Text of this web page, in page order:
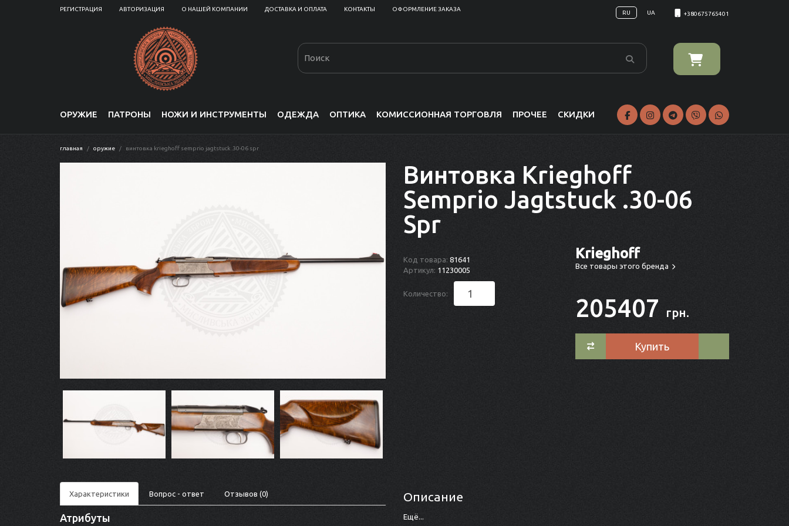
РЕГИСТРАЦИЯ АВТОРИЗАЦИЯ О НАШЕЙ КОМПАНИИ ДОСТАВКА И ОПЛАТА КОНТАКТЫ ОФОРМЛЕНИЕ ЗАКАЗА
RU UA +380675765401
ОРУЖИЕ ПАТРОНЫ НОЖИ И ИНСТРУМЕНТЫ ОДЕЖДА ОПТИКА КОМИССИОННАЯ ТОРГОВЛЯ ПРОЧЕЕ СКИДКИ
главная оружие винтовка krieghoff semprio jagtstuck .30-06 spr
Винтовка Krieghoff
Semprio Jagtstuck .30-06
Spr
Код товара: 81641
Артикул: 11230005
Количество:
Krieghoff
Все товары этого бренда
205407 грн.
Купить
Характеристики Вопрос - ответ Отзывов (0)
Атрибуты
Описание
Ещё...